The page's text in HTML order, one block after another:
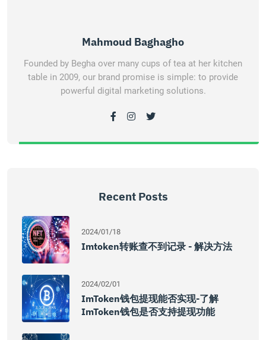
Mahmoud Baghagho
Founded by Begha over many cups of tea at her kitchen
table in 2009, our brand promise is simple: to provide
powerful digital marketing solutions.
Recent Posts
2024/01/18
Imtoken转账查不到记录 - 解决方法
2024/02/01
ImToken钱包提现能否实现-了解
ImToken钱包是否支持提现功能